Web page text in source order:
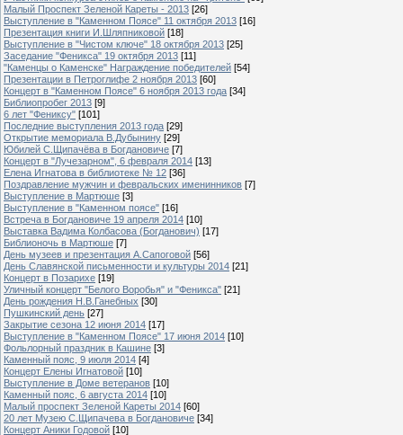
Малый Проспект Зеленой Кареты - 2013 [26]
Выступление в "Каменном Поясе" 11 октября 2013 [16]
Презентация книги И.Шляпниковой [18]
Выступление в "Чистом ключе" 18 октября 2013 [25]
Заседание "Феникса" 19 октября 2013 [11]
"Каменцы о Каменске" Награждение победителей [54]
Презентации в Петроглифе 2 ноября 2013 [60]
Концерт в "Каменном Поясе" 6 ноября 2013 года [34]
Библиопробег 2013 [9]
6 лет "Фениксу" [101]
Последние выступления 2013 года [29]
Открытие мемориала В.Дубынину [29]
Юбилей С.Щипачёва в Богдановиче [7]
Концерт в "Лучезарном", 6 февраля 2014 [13]
Елена Игнатова в библиотеке № 12 [36]
Поздравление мужчин и февральских именинников [7]
Выступление в Мартюше [3]
Выступление в "Каменном поясе" [16]
Встреча в Богдановиче 19 апреля 2014 [10]
Выставка Вадима Колбасова (Богданович) [17]
Библионочь в Мартюше [7]
День музеев и презентация А.Сапоговой [56]
День Славянской письменности и культуры 2014 [21]
Концерт в Позарихе [19]
Уличный концерт "Белого Воробья" и "Феникса" [21]
День рождения Н.В.Ганебных [30]
Пушкинский день [27]
Закрытие сезона 12 июня 2014 [17]
Выступление в "Каменном Поясе" 17 июня 2014 [10]
Фольлорный праздник в Кашине [3]
Каменный пояс, 9 июля 2014 [4]
Концерт Елены Игнатовой [10]
Выступление в Доме ветеранов [10]
Каменный пояс, 6 августа 2014 [10]
Малый проспект Зеленой Кареты 2014 [60]
20 лет Музею С.Щипачева в Богдановиче [34]
Концерт Аники Годовой [10]